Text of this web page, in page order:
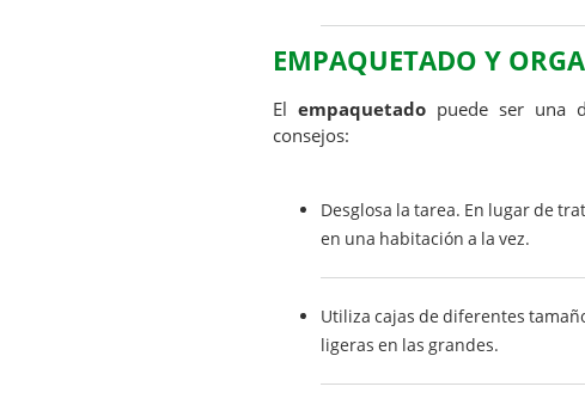
EMPAQUETADO Y
El empaquetadopuede ser una
consejos:
Desglosa la tarea. En lugar de
en una habitación a la vez.
Utiliza cajas de diferentes
ligeras en las grandes.